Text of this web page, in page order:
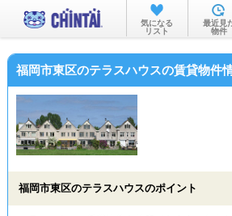
お部屋を探す
沿線・駅か
物件特集か
気になる
リスト
最近見
物件
福岡市東区のテラスハウスの賃貸物件
福岡市東区のテラスハウスのポイント